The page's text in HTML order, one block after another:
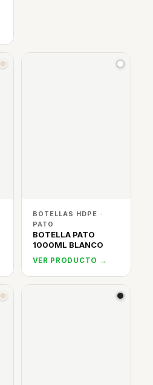
BOTELLAS HDPE ·
PATO
BOTELLA PATO
1000ML BLANCO
VER PRODUCTO →